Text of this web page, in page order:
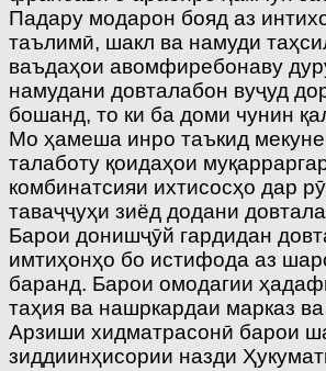
Падару модарон бояд аз
таълимӣ, шакл ва намуди
ваъдаҳои авомфиребонаву
намудани довталабон вуҷуд
бошанд, то ки ба доми чунин
Мо ҳамеша инро таъкид
талаботу қоидаҳои
комбинатсияи ихтисосҳо дар
таваҷҷуҳи зиёд додани
Барои донишҷӯй гардидан
имтиҳонҳо бо истифода аз
баранд. Барои омодагии
таҳия ва нашркардаи марказ
Арзиши хидматрасонӣ барои
зиддиинҳисории назди